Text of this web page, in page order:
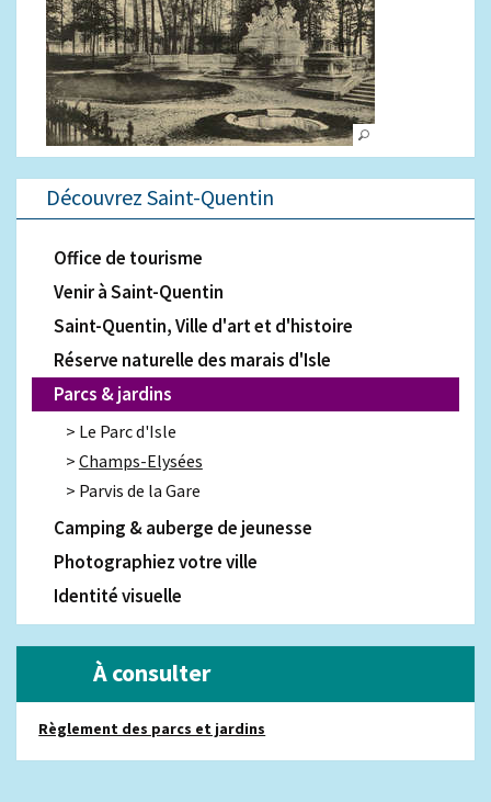
Découvrez Saint-Quentin
Office de tourisme
Venir à Saint-Quentin
Saint-Quentin, Ville d'art et d'histoire
Réserve naturelle des marais d'Isle
Parcs & jardins
Le Parc d'Isle
Champs-Elysées
Parvis de la Gare
Camping & auberge de jeunesse
Photographiez votre ville
Identité visuelle
À consulter
Règlement des parcs et jardins